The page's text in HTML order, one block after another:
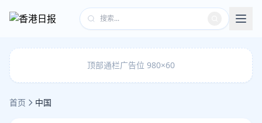
顶部通栏广告位 980×60
首页 中国